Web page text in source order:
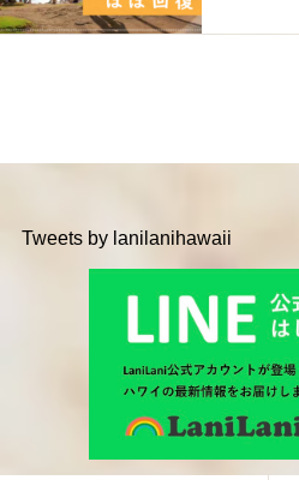
Tweets by lanilanihawaii